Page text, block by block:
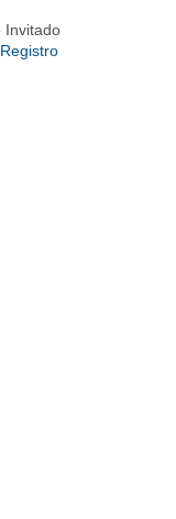
Invitado
Registro